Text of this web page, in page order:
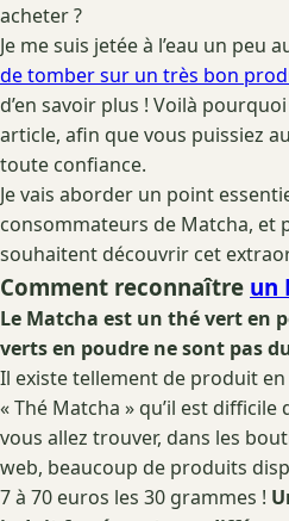
acheter ?
Je me suis jetée à l’eau un peu
de tomber sur un très bon
d’en savoir plus ! Voilà
article, afin que vous puissiez
toute confiance.
Je vais aborder un point
consommateurs de Matcha, et
souhaitent découvrir cet
Comment reconnaître un
Le Matcha est un thé vert en
verts en poudre ne sont pas
Il existe tellement de produit
« Thé Matcha » qu’il est difficile
vous allez trouver, dans les
web, beaucoup de produits
7 à 70 euros les 30 grammes !